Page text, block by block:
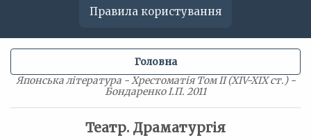
Правила користування
Японська література - Хрестоматія Том II (XIV-XIX ст.) -
Бондаренко І.П. 2011
Головна
Театр. Драматургія